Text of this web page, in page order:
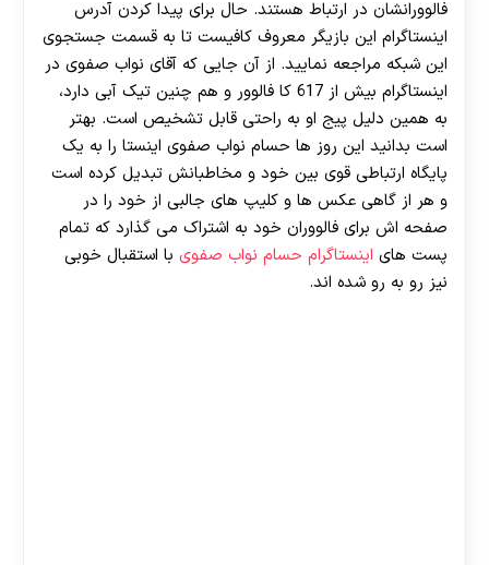
فالوورانشان در ارتباط هستند. حال برای پیدا کردن آدرس
اینستاگرام این بازیگر معروف کافیست تا به قسمت جستجوی
این شبکه مراجعه نمایید. از آن جایی که آقای نواب صفوی در
اینستاگرام بیش از 617 کا فالوور و هم چنین تیک آبی دارد،
به همین دلیل پیج او به راحتی قابل تشخیص است. بهتر
است بدانید این روز ها حسام نواب صفوی اینستا را به یک
پایگاه ارتباطی قوی بین خود و مخاطبانش تبدیل کرده است
و هر از گاهی عکس ها و کلیپ های جالبی از خود را در
صفحه اش برای فالووران خود به اشتراک می‌ گذارد که تمام
پست های اینستاگرام حسام نواب صفوی با استقبال خوبی
نیز رو به رو شده اند.